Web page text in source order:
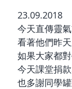
23.09.2018
今天直傳靈
看著他們昨
如果大家都
今天課堂捐
也多謝同學罐